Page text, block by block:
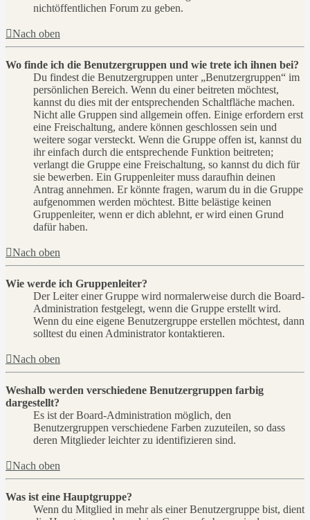
nichtöffentlichen Forum zu geben.
Nach oben
Wo finde ich die Benutzergruppen und wie trete ich ihnen bei?
Du findest die Benutzergruppen unter „Benutzergruppen“ im
persönlichen Bereich. Wenn du einer beitreten möchtest,
kannst du dies mit der entsprechenden Schaltfläche machen.
Nicht alle Gruppen sind allgemein offen. Einige erfordern erst
eine Freischaltung, andere können geschlossen sein und
weitere sogar versteckt. Wenn die Gruppe offen ist, kannst du
ihr einfach durch die entsprechende Funktion beitreten;
verlangt die Gruppe eine Freischaltung, so kannst du dich für
sie bewerben. Ein Gruppenleiter muss daraufhin deinen
Antrag annehmen. Er könnte fragen, warum du in die Gruppe
aufgenommen werden möchtest. Bitte belästige keinen
Gruppenleiter, wenn er dich ablehnt, er wird einen Grund
dafür haben.
Nach oben
Wie werde ich Gruppenleiter?
Der Leiter einer Gruppe wird normalerweise durch die Board-
Administration festgelegt, wenn die Gruppe erstellt wird.
Wenn du eine eigene Benutzergruppe erstellen möchtest, dann
solltest du einen Administrator kontaktieren.
Nach oben
Weshalb werden verschiedene Benutzergruppen farbig
dargestellt?
Es ist der Board-Administration möglich, den
Benutzergruppen verschiedene Farben zuzuteilen, so dass
deren Mitglieder leichter zu identifizieren sind.
Nach oben
Was ist eine Hauptgruppe?
Wenn du Mitglied in mehr als einer Benutzergruppe bist, dient